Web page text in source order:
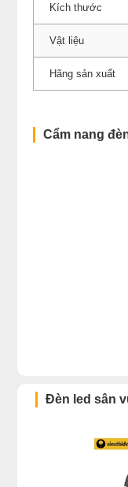
Kích thước
Vật liệu
Hãng sản xuất
Cẩm nang
Đèn led sân